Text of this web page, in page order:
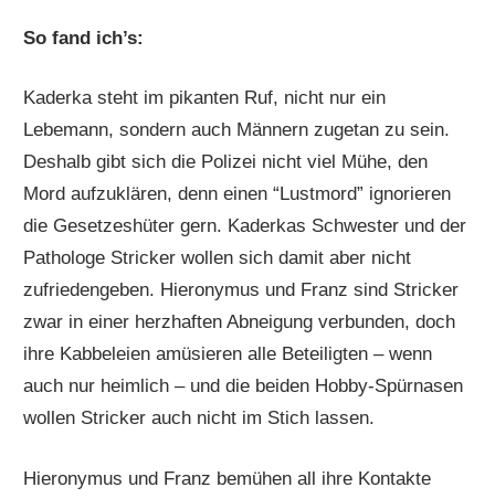
So fand ich’s:
Kaderka steht im pikanten Ruf, nicht nur ein
Lebemann, sondern auch Männern zugetan zu sein.
Deshalb gibt sich die Polizei nicht viel Mühe, den
Mord aufzuklären, denn einen “Lustmord” ignorieren
die Gesetzeshüter gern. Kaderkas Schwester und der
Pathologe Stricker wollen sich damit aber nicht
zufriedengeben. Hieronymus und Franz sind Stricker
zwar in einer herzhaften Abneigung verbunden, doch
ihre Kabbeleien amüsieren alle Beteiligten – wenn
auch nur heimlich – und die beiden Hobby-Spürnasen
wollen Stricker auch nicht im Stich lassen.
Hieronymus und Franz bemühen all ihre Kontakte